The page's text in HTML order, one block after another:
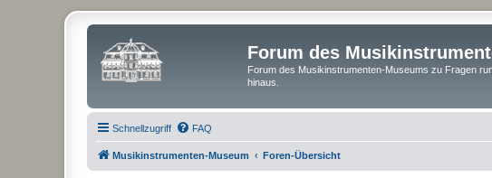
Forum des
Forum des Musikinstrumenten-Museums zu Fragen
hinaus.
Schnellzugriff FAQ
Musikinstrumenten-Museum Foren-Übersicht